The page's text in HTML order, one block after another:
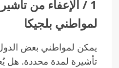
1 / الإعفاء من
لمواطني بلجيكا
يمكن لمواطني بعض
تأشيرة لمدة محددة. هل